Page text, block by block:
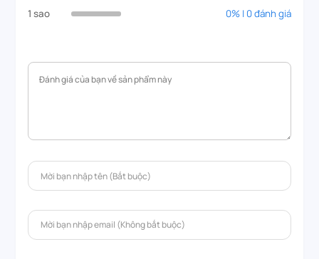
1 sao
0% | 0 đánh giá